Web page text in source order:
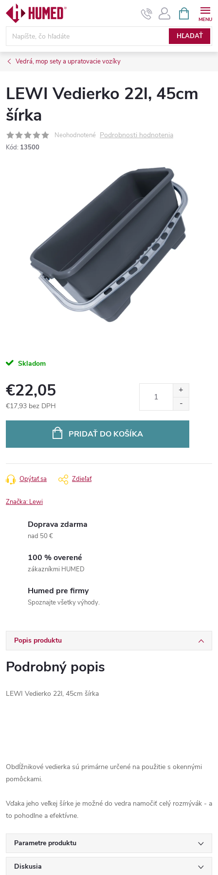
Prejsť
obsah
HĽADAŤ
KOŠÍK
Vedrá, mop sety a upratovacie vozíky
LEWI Vedierko 22l, 45cm
šírka
Neohodnotené Podrobnosti hodnotenia
Kód: 13500
Skladom
€22,05
€17,93 bez DPH
PRIDAŤ DO KOŠÍKA
Opýtať sa Zdieľať
Značka: Lewi
Doprava zdarma
nad 50 €
100 % overené
zákazníkmi HUMED
Humed pre firmy
Spoznajte všetky výhody.
Popis produktu
Podrobný popis
LEWI Vedierko 22l, 45cm šírka
Obdĺžnikové vedierka sú primárne určené na použitie s okennými
pomôckami.
Vďaka jeho veľkej šírke je možné do vedra namočiť celý rozmývák - a
to pohodlne a efektívne.
Parametre produktu
Diskusia